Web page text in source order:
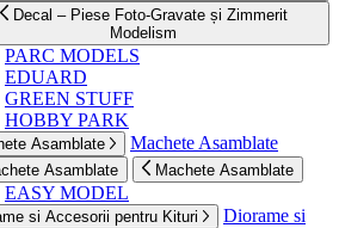
Decal – Piese Foto-Gravate și Zimmerit
Modelism
PARC MODELS
EDUARD
GREEN STUFF
HOBBY PARK
Asamblate Machete Asamblate
Asamblate Machete Asamblate
EASY MODEL
si Accesorii pentru Kituri
Diorame si